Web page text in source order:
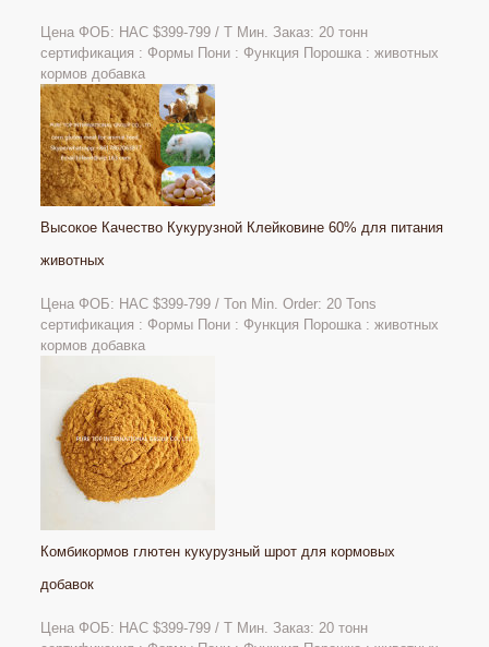
Цена ФОБ: НАС $399-799 / Т Мин. Заказ: 20 тонн
сертификация : Формы Пони : Функция Порошка : животных
кормов добавка
Высокое Качество Кукурузной Клейковине 60% для питания
животных
Цена ФОБ: НАС $399-799 / Ton Min. Order: 20 Tons
сертификация : Формы Пони : Функция Порошка : животных
кормов добавка
Комбикормов глютен кукурузный шрот для кормовых
добавок
Цена ФОБ: НАС $399-799 / Т Мин. Заказ: 20 тонн